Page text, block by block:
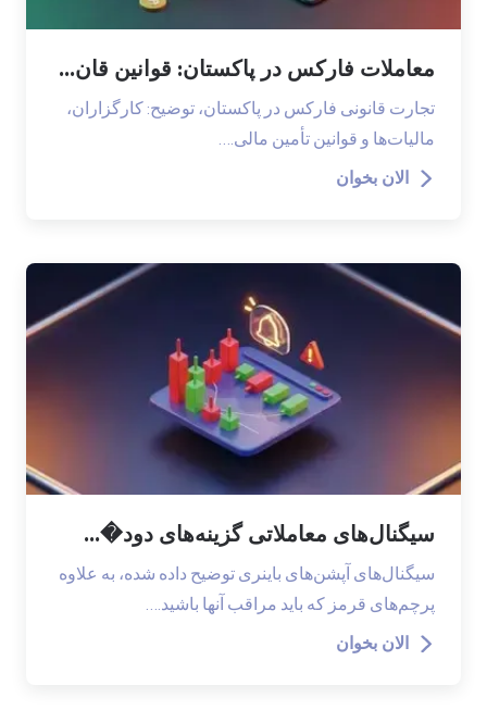
معاملات فارکس در پاکستان: قوانین قان...
تجارت قانونی فارکس در پاکستان، توضیح: کارگزاران،
مالیات‌ها و قوانین تأمین مالی.…
الان بخوان
سیگنال‌های معاملاتی گزینه‌های دود�...
سیگنال‌های آپشن‌های باینری توضیح داده شده، به علاوه
پرچم‌های قرمز که باید مراقب آنها باشید.…
الان بخوان